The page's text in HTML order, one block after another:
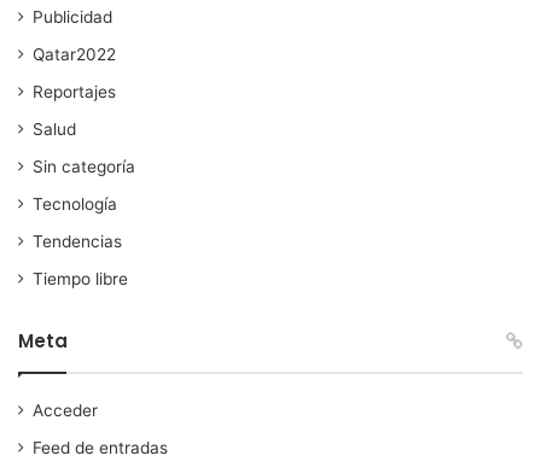
Publicidad
Qatar2022
Reportajes
Salud
Sin categoría
Tecnología
Tendencias
Tiempo libre
Meta
Acceder
Feed de entradas